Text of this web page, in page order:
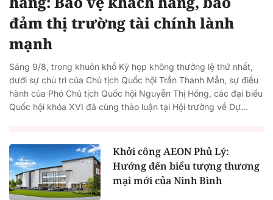
đảm thị trường tài chính lành
mạnh
Sáng 9/8, trong khuôn khổ Kỳ họp không thường lệ thứ nhất,
dưới sự chủ trì của Chủ tịch Quốc hội Trần Thanh Mẫn, sự điều
hành của Phó Chủ tịch Quốc hội Nguyễn Thị Hồng, các đại biểu
Quốc hội khóa XVI đã cùng thảo luận tại Hội trường về Dự...
Khởi công AEON Phủ Lý:
Hướng đến biểu tượng thương
mại mới của Ninh Bình